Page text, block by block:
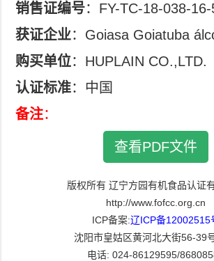
销售证编号：FY-TC-18-038-
获证企业：Goiasa Goiatuba
购买单位：HUPLAIN CO.,LTD.
认证标准：中国
备注：
查看PDF文件
版权所有 辽宁方园有机食品认证
http://www.fofcc.org.cn
ICP备案:辽ICP备12002515
沈阳市皇姑区黄河北大街56-39
电话: 024-86129595/